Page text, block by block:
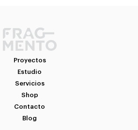
Proyectos
Estudio
Servicios
Shop
Contacto
Blog